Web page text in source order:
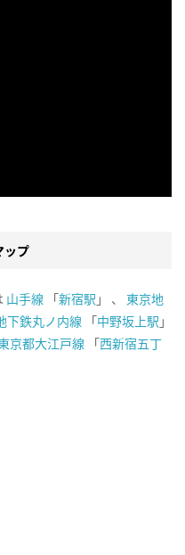
ップ
山手線 「新宿駅 」 、 東京地
下鉄丸ノ内線 「中野坂上駅 」
京都大江戸線 「西新宿五丁